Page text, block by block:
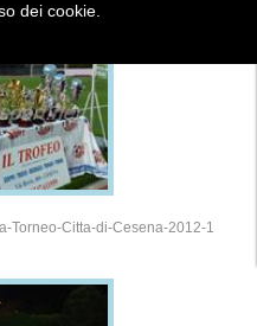
Torneo-Citta-di-Cesena-2012-1
dei cookie.